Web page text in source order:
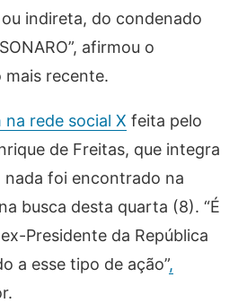
indireta, do condenado
afirmou o
mais recente.
na rede social X feita pelo
de Freitas, que integra
nada foi encontrado na
busca desta quarta (8). “É
Presidente da República
a esse tipo de ação”,